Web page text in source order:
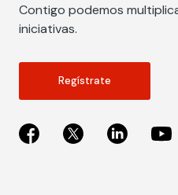
Contigo podemos
iniciativas.
Regístrate